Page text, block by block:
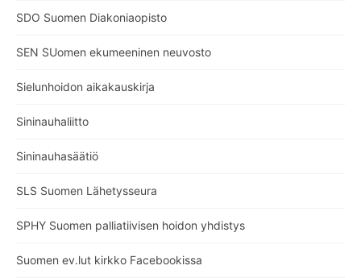
SDO Suomen Diakoniaopisto
SEN SUomen ekumeeninen neuvosto
Sielunhoidon aikakauskirja
Sininauhaliitto
Sininauhasäätiö
SLS Suomen Lähetysseura
SPHY Suomen palliatiivisen hoidon yhdistys
Suomen ev.lut kirkko Facebookissa